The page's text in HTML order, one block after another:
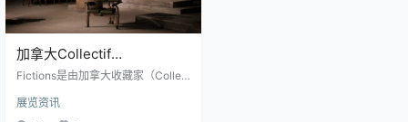
加拿大Collectif
desCréateurs的Fictions虚
Fictions是由加拿大收藏家（Collec
的身临其境的虚拟体验，由本人是
蒙特利尔人Nicolas Bellavance-Le
展览资讯